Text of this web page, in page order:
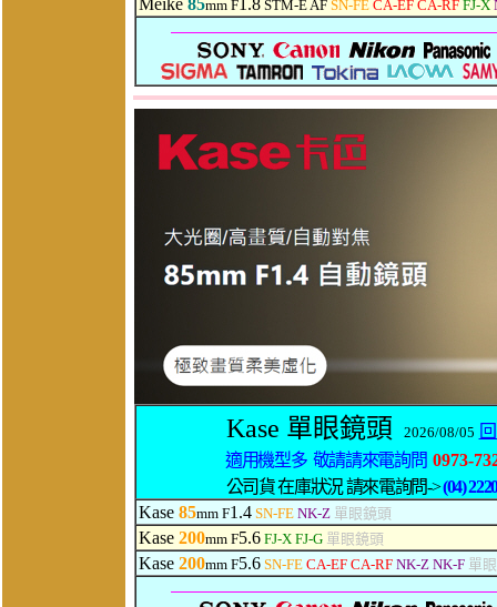
Meike 85mm F1.8 STM-E AF SN-FE CA-EF CA-RFFJ-X
Kase 單眼鏡頭 2026/08/05
適用機型多 敬請請來電詢問 0973-
公司貨 在庫狀況 請來電詢問->(04)
Kase 85mm F1.4 SN-FE NK-Z 單眼鏡頭
Kase 200mm F5.6 FJ-X FJ-G 單眼鏡頭
Kase 200mm F5.6 SN-FE CA-EF CA-RF NK-Z NK-F 單